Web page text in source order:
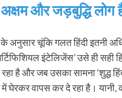
और जड़बुद्धि लोग
अनुसार चूंकि गलत हिंदी इतनी
इंटेलिजेंस’ उसे ही सही
है और जब उसका सामना ‘शुद्ध
घेरकर वापस कर दे रहा है। यानी,